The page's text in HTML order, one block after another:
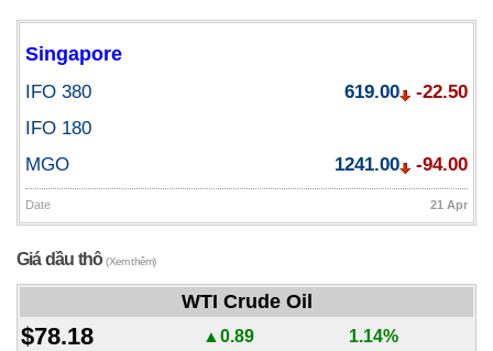
Singapore
IFO 380 619.00
-22.50
IFO 180
MGO
1241.00 -94.00
Date 21 Apr
Giá dầu thô(Xem thêm)
WTI Crude Oil
$78.18 ▲0.89 1.14%